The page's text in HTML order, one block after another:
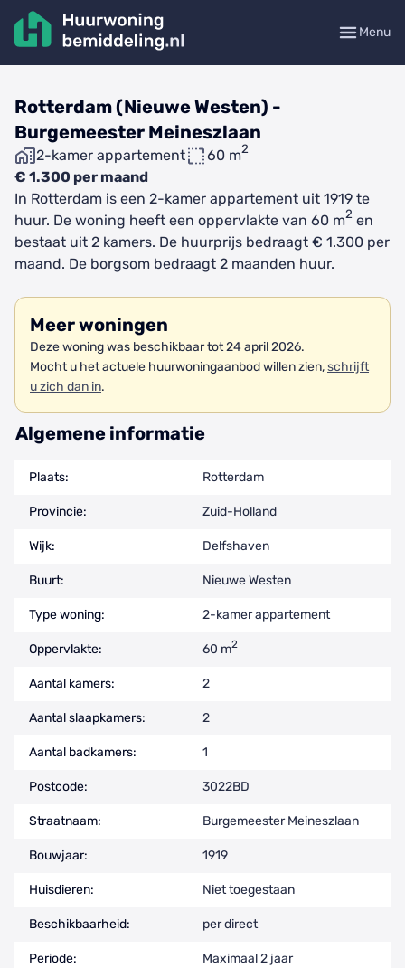
Menu
Rotterdam (Nieuwe Westen) -
Burgemeester Meineszlaan
2-kamer appartement 60 m2
€ 1.300 per maand
In Rotterdam is een 2-kamer appartement uit 1919 te
huur. De woning heeft een oppervlakte van 60 m2 en
bestaat uit 2 kamers. De huurprijs bedraagt € 1.300 per
maand. De borgsom bedraagt 2 maanden huur.
Meer woningen
Deze woning was beschikbaar tot 24 april 2026.
Mocht u het actuele huurwoningaanbod willen zien,schrijft
u zich dan in.
Algemene informatie
Plaats: Rotterdam
Provincie: Zuid-Holland
Wijk: Delfshaven
Buurt: Nieuwe Westen
Type woning: 2-kamer appartement
Oppervlakte: 60 m2
Aantal kamers: 2
Aantal slaapkamers: 2
Aantal badkamers: 1
Postcode: 3022BD
Straatnaam: Burgemeester Meineszlaan
Bouwjaar: 1919
Huisdieren: Niet toegestaan
Beschikbaarheid: per direct
Periode: Maximaal 2 jaar